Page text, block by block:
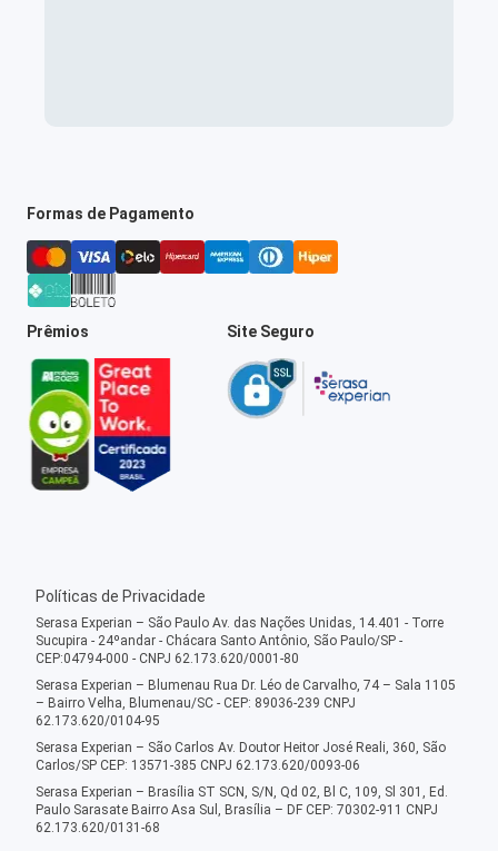
Formas de Pagamento
Prêmios Site Seguro
Políticas de Privacidade
Serasa Experian – São Paulo Av. das Nações Unidas, 14.401 - Torre
Sucupira - 24ºandar - Chácara Santo Antônio, São Paulo/SP -
CEP:04794-000 - CNPJ 62.173.620/0001-80
Serasa Experian – Blumenau Rua Dr. Léo de Carvalho, 74 – Sala 1105
– Bairro Velha, Blumenau/SC - CEP: 89036-239 CNPJ
62.173.620/0104-95
Serasa Experian – São Carlos Av. Doutor Heitor José Reali, 360, São
Carlos/SP CEP: 13571-385 CNPJ 62.173.620/0093-06
Serasa Experian – Brasília ST SCN, S/N, Qd 02, Bl C, 109, Sl 301, Ed.
Paulo Sarasate Bairro Asa Sul, Brasília – DF CEP: 70302-911 CNPJ
62.173.620/0131-68